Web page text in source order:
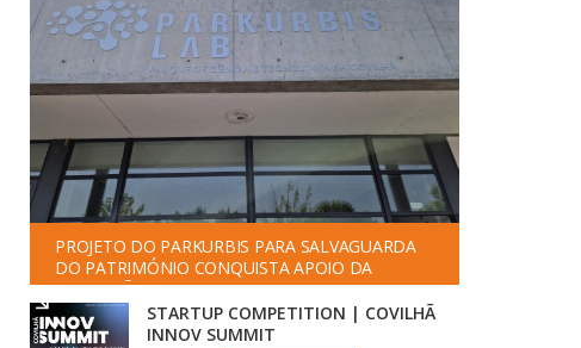
PROJETO DO PARKURBIS PARA SALVAGUARDA
DO PATRIMÓNIO CONQUISTA APOIO DA
FUNDAÇÃO ”LA CAIXA”
STARTUP COMPETITION | COVILHÃ
INNOV SUMMIT